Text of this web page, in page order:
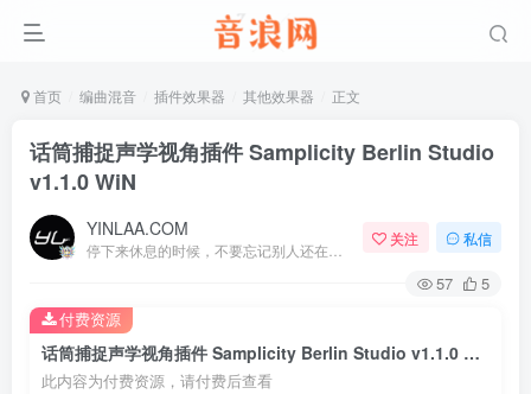
首页 编曲混音 插件效果器 其他效果器 正文
话筒捕捉声学视角插件 Samplicity Berlin Studio
v1.1.0 WiN
YINLAA.COM 关注 私信
57 5
话筒捕捉声学视角插件 Samplicity Berlin Studio v1.1.0 WiN
此内容为付费资源，请付费后查看
付费资源